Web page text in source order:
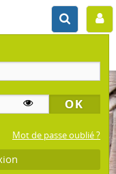
Mot de passe oublié ?